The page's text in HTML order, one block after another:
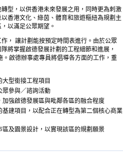
型，以供香港未來發展之用，同時更為刺激
香港文化、綠茵、體育和旅遊樞紐為規劃主
以滿足公眾期望。
， 讓計劃能按預定時間表進行。由於公眾
將掌握啟德發展計劃的工程細節和進展，
啟德辦事處專員將倡導各方面的工作，重
型銜接工程項目
眾參與／諮詢活動
強啟德發展區與毗鄰各區的融合程度
建項目，以配合正在轉型為第二個核心商業
及園景設計，以實現該區的規劃願景